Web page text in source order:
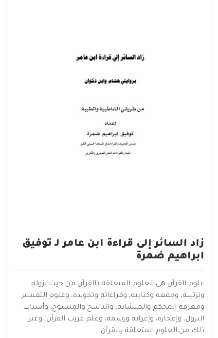
زاد السائر إلى قراءة ابن عامر لـ توفيق
ابراهيم ضمرة
علوم القرآن هي العلوم المتعلقة بالقرآن من حيث نزوله
وترتيبه، وجمعه وكتابته، وقراءاته وتجويده، وعلوم التفسير
ومعرفة المحكم والمتشابه، والناسخ والمنسوخ، وأسباب
النزول، وإعجازه، وإعرابه ورسمه، وعلم غريب القرآن، وغير
ذلك من العلوم المتعلقة بالقرآن